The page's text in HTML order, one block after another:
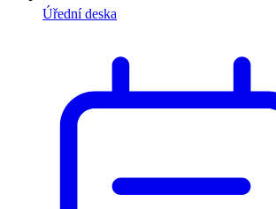
Úřední deska